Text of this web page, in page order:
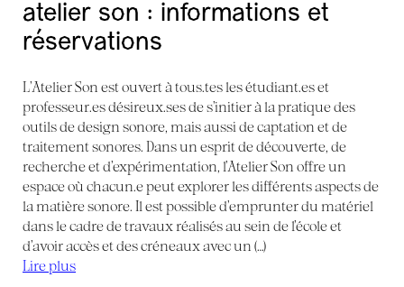
atelier son : informations et
réservations
L’Atelier Son est ouvert à tous.tes les étudiant.es et
professeur.es désireux.ses de s’initier à la pratique des
outils de design sonore, mais aussi de captation et de
traitement sonores. Dans un esprit de découverte, de
recherche et d’expérimentation, l’Atelier Son offre un
espace où chacun.e peut explorer les différents aspects de
la matière sonore. Il est possible d’emprunter du matériel
dans le cadre de travaux réalisés au sein de l’école et
d’avoir accès et des créneaux avec un (…)
Lire plus